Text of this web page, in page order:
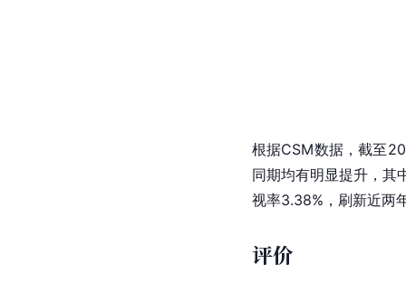
根据CSM数据，截至
同期均有明显提升，其
视率3.38%，刷新近两
评价